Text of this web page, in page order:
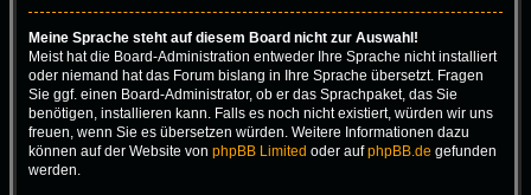
Meine Sprache steht auf diesem Board nicht zur Auswahl!
Meist hat die Board-Administration entweder Ihre Sprache nicht installiert
oder niemand hat das Forum bislang in Ihre Sprache übersetzt. Fragen
Sie ggf. einen Board-Administrator, ob er das Sprachpaket, das Sie
benötigen, installieren kann. Falls es noch nicht existiert, würden wir uns
freuen, wenn Sie es übersetzen würden. Weitere Informationen dazu
können auf der Website von phpBB Limited oder aufphpBB.de gefunden
werden.